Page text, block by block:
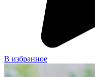
В избранное